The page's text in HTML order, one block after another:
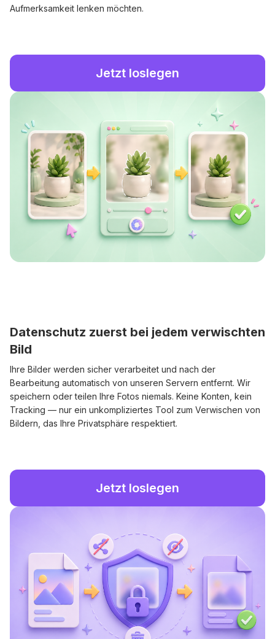
Aufmerksamkeit lenken möchten.
Jetzt loslegen
Datenschutz zuerst bei jedem verwischten
Bild
Ihre Bilder werden sicher verarbeitet und nach der
Bearbeitung automatisch von unseren Servern entfernt. Wir
speichern oder teilen Ihre Fotos niemals. Keine Konten, kein
Tracking — nur ein unkompliziertes Tool zum Verwischen von
Bildern, das Ihre Privatsphäre respektiert.
Jetzt loslegen